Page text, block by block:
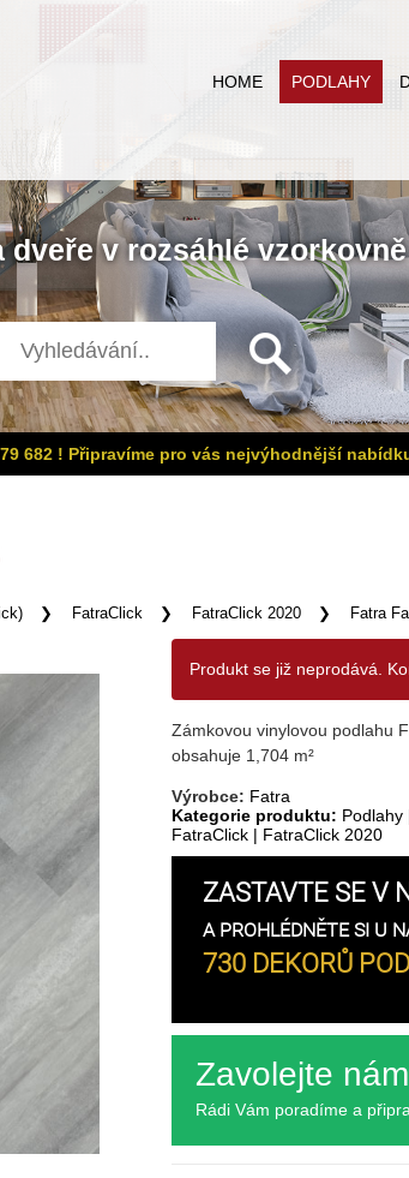
HOME PODLAHY
dveřev rozsáhlévzorkovně
682 ! Připravíme pro vás nejvýhodnější
FatraClick FatraClick 2020 Fatra
Produkt se již neprodává.
Zámkovou vinylovou podlahu
obsahuje 1,704 m²
Výrobce: Fatra
Kategorie produktu: Podlahy
FatraClick | FatraClick 2020
ZASTAVTE SE V
A PROHLÉDNĚTE SI U
730 DEKORŮ
Zavolejte
Rádi Vám poradíme a